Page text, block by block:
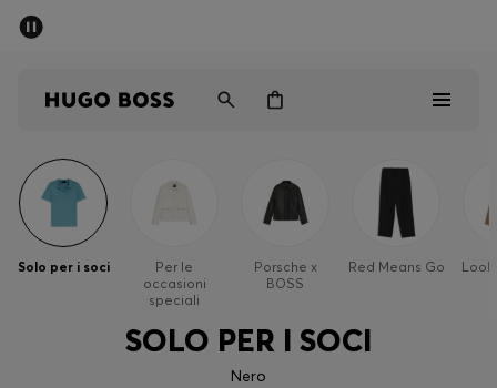
Saldi
Uomo
Solo per i soci
Per le
occasioni
speciali
Porsche x
BOSS
Red Means Go Look
SOLO PER I SOCI
Nero